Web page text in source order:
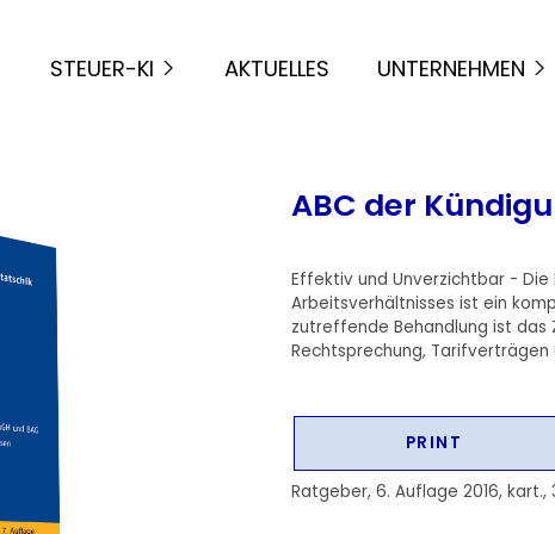
STEUER-KI AKTUELLES UNTERNEHMEN
ABC der
Effektiv und Unverzichtbar - Die
Arbeitsverhältnisses ist ein
zutreffende Behandlung ist das
Rechtsprechung,
PRINT
Ratgeber, 6. Auflage 2016, kart.,